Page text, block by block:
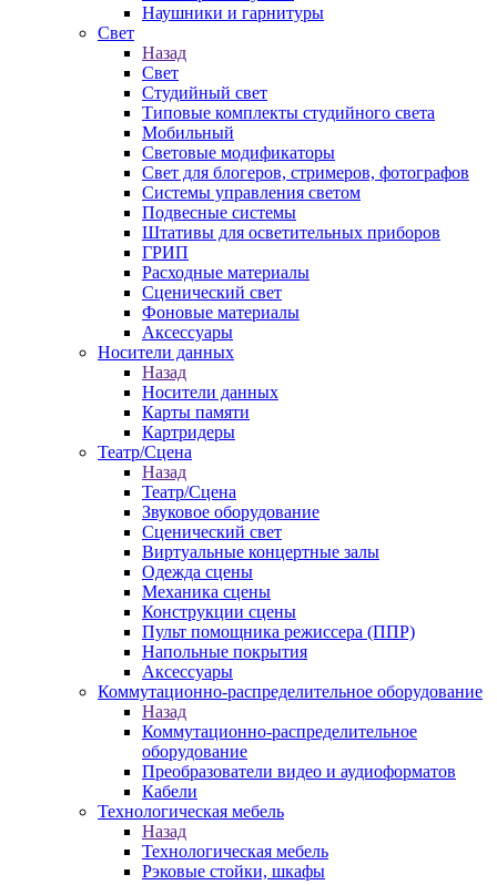
Наушники и гарнитуры
Свет
Назад
Свет
Студийный свет
Типовые комплекты студийного света
Мобильный
Световые модификаторы
Свет для блогеров, стримеров, фотографов
Системы управления светом
Подвесные системы
Штативы для осветительных приборов
ГРИП
Расходные материалы
Сценический свет
Фоновые материалы
Аксессуары
Носители данных
Назад
Носители данных
Карты памяти
Картридеры
Театр/Сцена
Назад
Театр/Сцена
Звуковое оборудование
Сценический свет
Виртуальные концертные залы
Одежда сцены
Механика сцены
Конструкции сцены
Пульт помощника режиссера (ППР)
Напольные покрытия
Аксессуары
Коммутационно-распределительное оборудование
Назад
Коммутационно-распределительное
оборудование
Преобразователи видео и аудиоформатов
Кабели
Технологическая мебель
Назад
Технологическая мебель
Рэковые стойки, шкафы